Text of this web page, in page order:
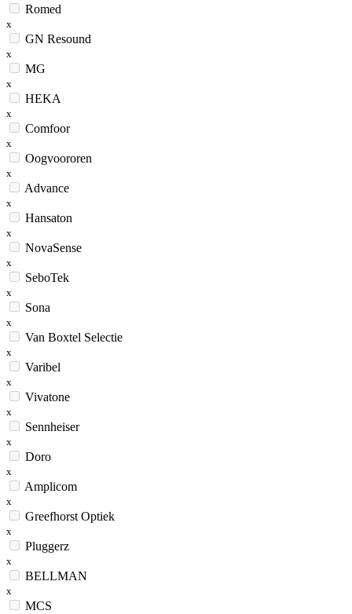
Romed
x
GN Resound
x
MG
x
HEKA
x
Comfoor
x
Oogvoororen
x
Advance
x
Hansaton
x
NovaSense
x
SeboTek
x
Sona
x
Van Boxtel Selectie
x
Varibel
x
Vivatone
x
Sennheiser
x
Doro
x
Amplicom
x
Greefhorst Optiek
x
Pluggerz
x
BELLMAN
x
MCS